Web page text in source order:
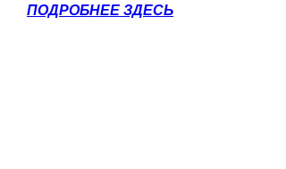
ПОДРОБНЕЕ ЗДЕСЬ